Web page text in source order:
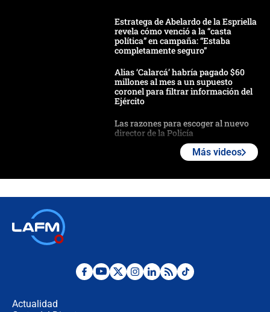
Estratega de Abelardo de la Espriella
revela cómo venció a la “casta
política” en campaña: “Estaba
completamente seguro”
Alias ‘Calarcá’ habría pagado $60
millones al mes a un supuesto
coronel para filtrar información del
Ejército
Las razones para escoger al nuevo
director de la Policía
"No hubo fraude ni posibilidad de
Más videos
Actualidad